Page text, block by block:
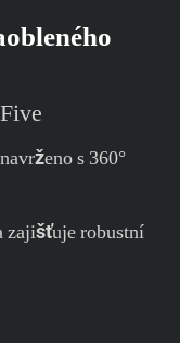
s 360°
zajišťuje robustní